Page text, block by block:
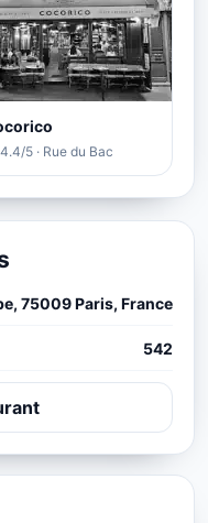
5 · Rue du Bac
75009 Paris, France
542